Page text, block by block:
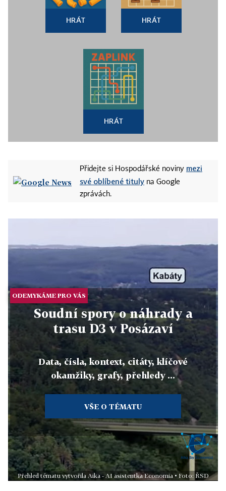
HRÁT HRÁT
HRÁT
Přidejte si Hospodářské noviny mezi
své oblíbené tituly na Google
zprávách.
ODEMYKÁME PRO VÁS
Soudní spory o náhrady a
trasu D3 v Posázaví
Data, čísla, kontext, citáty, klíčové
okamžiky, grafy, přehledy ...
VŠE O TÉMATU
Přehled tématu vytvořila Aika - AI asistentka Economia • Foto: ŘSD